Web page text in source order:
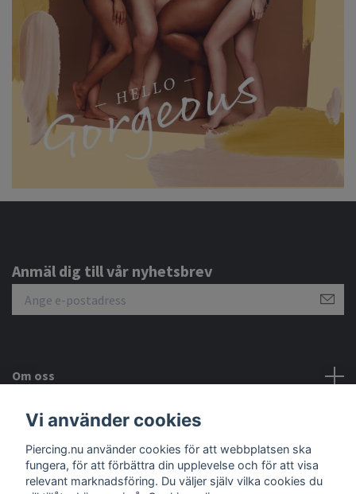
Anmäl dig till vår nyhetsbrev
Om oss
Kundtjänst
Sociala medier
Vi använder cookies
Piercing.nu använder cookies för att webbplatsen ska
fungera, för att förbättra din upplevelse och för att visa
relevant marknadsföring. Du väljer själv vilka cookies du